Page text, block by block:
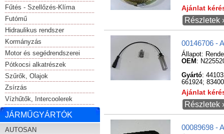
Fűtés - Szellőzés-Klíma
Futómű
Hidraulikus rendszer
Kormányzás
Motor és segédrendszerei
Pótkocsi alkatrészek
Szűrők, Olajok
Zsírzás
Vízhűtők, Intercoolerek
JÁRMŰGYÁRTÓK
AUTOSAN
Ajánlat
Részletek
00146706 -
Állapot:
OEM :
Gyártó:
661924;
Ajánlat
Részletek
00089698 -